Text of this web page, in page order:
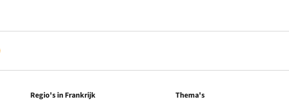
Regio's in Frankrijk Thema's